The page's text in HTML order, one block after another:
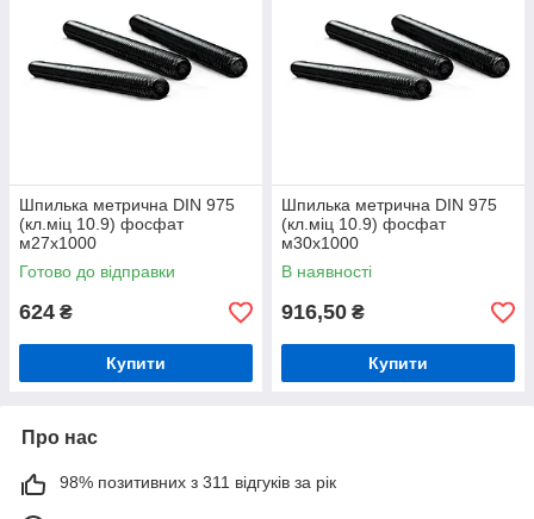
Шпилька метрична DIN 975
(кл.міц 10.9) фосфат
м27х1000
Готово до відправки
624 ₴
Купити
Шпилька метрична DIN 975
(кл.міц 10.9) фосфат
м30х1000
В наявності
916,50 ₴
Купити
Про нас
98% позитивних з 311 відгуків за рік